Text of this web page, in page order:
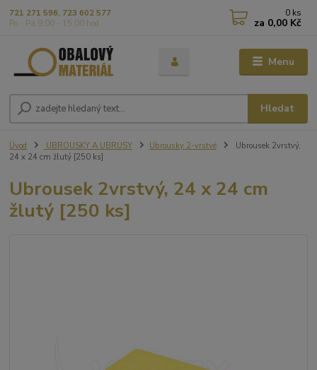
Menu
Hledat
721 271 596, 723 602 577
Po - Pá 9,00 - 15,00 hod
0 ks
za 0,00 Kč
Úvod UBROUSKY A UBRUSY Ubrousky 2-vrstvé
Ubrousek 2vrstvý,
24 x 24 cm žlutý [250 ks]
Ubrousek 2vrstvý, 24 x 24 cm
žlutý [250 ks]